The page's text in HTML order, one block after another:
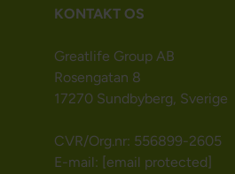
KONTAKT OS
Greatlife Group AB
Rosengatan 8
17270 Sundbyberg, Sverige
CVR/Org.nr: 556899-2605
E-mail: [email protected]